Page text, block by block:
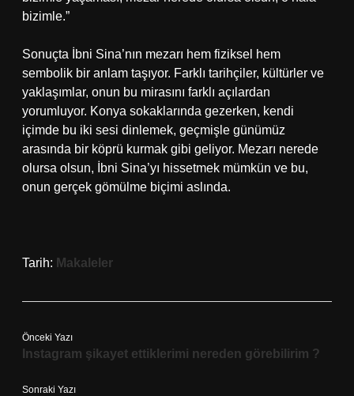
bizimle.”
Sonuçta İbni Sina’nın mezarı hem fiziksel hem
sembolik bir anlam taşıyor. Farklı tarihçiler, kültürler ve
yaklaşımlar, onun bu mirasını farklı açılardan
yorumluyor. Konya sokaklarında gezerken, kendi
içimde bu iki sesi dinlemek, geçmişle günümüz
arasında bir köprü kurmak gibi geliyor. Mezarı nerede
olursa olsun, İbni Sina’yı hissetmek mümkün ve bu,
onun gerçek gömülme biçimi aslında.
Tarih: Makaleler
Önceki Yazı
Instagram şikayet ettiklerimi nereden görebilirim ?
Sonraki Yazı